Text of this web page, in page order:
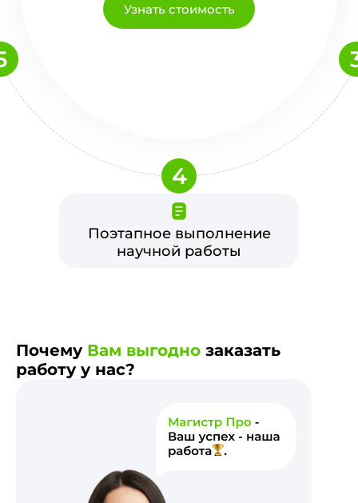
Узнать стоимость
Поэтапное выполнение
научной работы
4
Почему Вам выгодно заказать
работу у нас?